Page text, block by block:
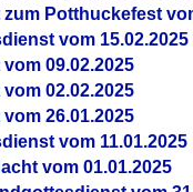
Potthuckefest
vom 15.02.2025
09.02.2025
02.02.2025
26.01.2025
vom 11.01.2025
vom 01.01.2025